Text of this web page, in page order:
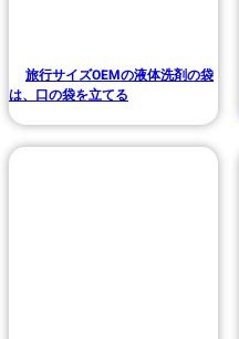
旅行サイズOEMの液体洗剤の袋
は、口の袋を立てる